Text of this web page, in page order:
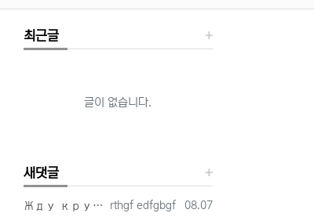
최근글
글이 없습니다.
새댓글
등록자
rthgf edfgbgf 등록일
08.07
Жду крутого анонса новых героев прямо на турнире. https://link.vitangon.com/mary…